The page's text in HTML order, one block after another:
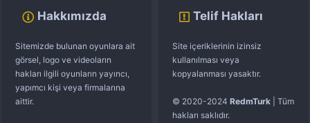
Hakkımızda
Sitemizde bulunan oyunlara ait
görsel, logo ve videoların
hakları ilgili oyunların yayıncı,
yapımcı kişi veya firmalarına
aittir.
Telif Hakları
Site içeriklerinin izinsiz
kullanılması veya
kopyalanması yasaktır.
© 2020-2024 RedmTurk | Tüm
hakları saklıdır.